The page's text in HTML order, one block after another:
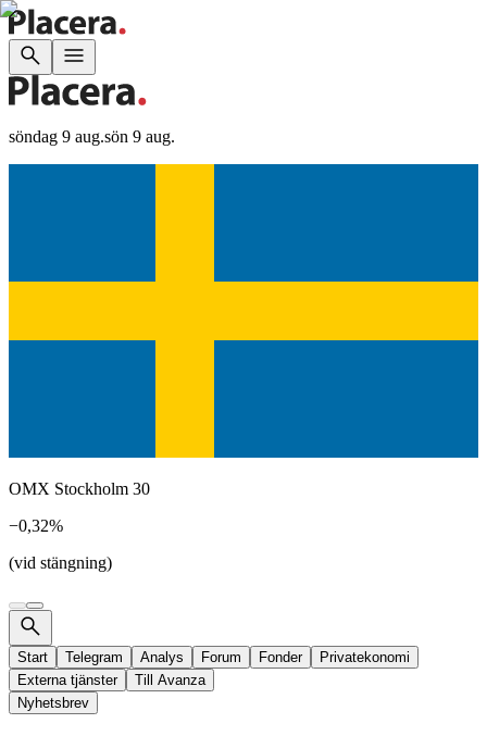
söndag 9 aug.sön 9 aug.
OMX Stockholm 30
−0,32%
(vid stängning)
Start Telegram Analys Forum Fonder
Privatekonomi
Externa tjänster
Till Avanza
Nyhetsbrev